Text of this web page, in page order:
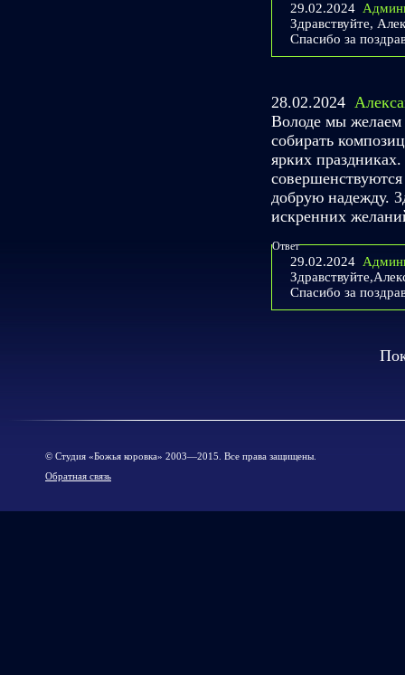
29.02.2024
Здравствуйте,
Спасибо за
28.02.2024
Володе мы желаем
собирать
ярких
добрую надежду.
искренних
Ответ
29.02.2024
Спасибо за
© Cтудия «Божья коровка» 2003—2015. Все права защищены.
Обратная связь